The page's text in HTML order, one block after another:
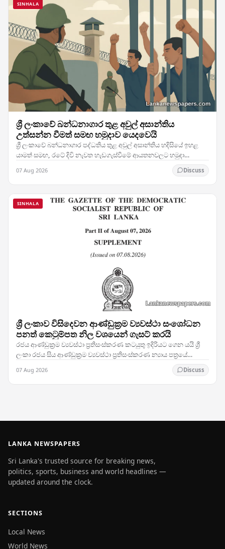
SINHALA
ශ්‍රී ලංකාවේ බන්ධනාගාර තුළ අවුල් අසාන්තිය
උත්සන්න වීමත් සමඟ හමුදාව යෙදවෙයි
ශ්‍රී ලංකාවේ බන්ධනාගාර පද්ධතිය තුළ අවුල් අසාන්තිය හදිසියේ ඉහළ
යාමත් සමඟ, රටේ දිවි නැවත හැඩගැස්වීමේ ආයතනවලට හමුදා
07 Aug 2026 Discuss
SINHALA
ශ්‍රී ලංකාව විසිදෙවන ආණ්ඩුක්‍රම ව්‍යවස්ථා සංශෝධන
පනත් කෙටුම්පත නිල වශයෙන් ගැසට් කරයි
රජය ආණ්ඩුක්‍රම ව්‍යවස්ථා ප්‍රතිසංස්කරණ කටයුතු ඉදිරියට ගෙන යයි ශ්‍රී
ලංකා රජය සිය ආණ්ඩුක්‍රම ව්‍යවස්ථා ප්‍රතිසංස්කරණ න්‍යාය පත්‍රයේ
07 Aug 2026 Discuss
LANKA NEWSPAPERS
Sri Lanka's trusted source for breaking news,
politics, sports, business and world headlines —
updated around the clock.
SECTIONS
Local News
World News